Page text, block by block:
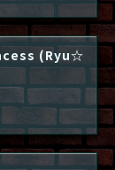
(Ryu☆